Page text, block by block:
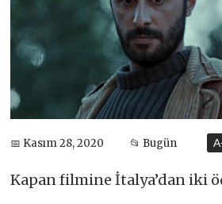
📅 Kasım 28, 2020 📂 Bugün
Kapan filmine İtalya’dan iki